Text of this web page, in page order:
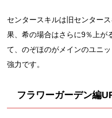
センタースキルは旧センター
果、希の場合はさらに9％上が
て、のぞほのがメインのユニ
強力です。
フラワーガーデン編